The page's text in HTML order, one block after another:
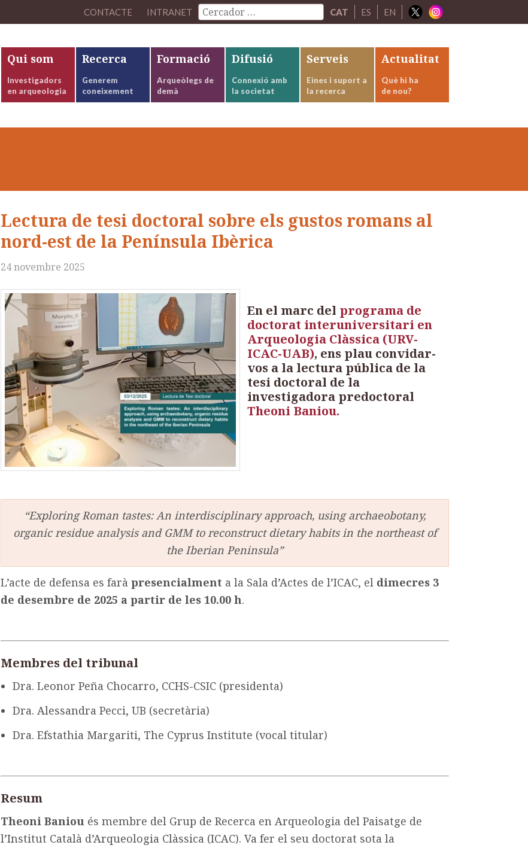
CONTACTE INTRANET CAT ES EN
Qui som
Investigadors
en arqueologia
Recerca
Generem
coneixement
Formació
Arqueòlegs de
demà
Difusió
Connexió amb
la societat
Serveis
Eines i suport a
la recerca
Actualitat
Què hi ha
de nou?
Lectura de tesi doctoral sobre els gustos romans al
nord-est de la Península Ibèrica
24 novembre 2025
En el marc del programa de
doctorat interuniversitari en
Arqueologia Clàssica (URV-
ICAC-UAB), ens plau convidar-
vos a la lectura pública de la
tesi doctoral de la
investigadora predoctoral
Theoni Baniou.
“Exploring Roman tastes: An interdisciplinary approach, using archaeobotany,
organic residue analysis and GMM to reconstruct dietary habits in the northeast of
the Iberian Peninsula”
L’acte de defensa es farà presencialment a la Sala d’Actes de l’ICAC, el dimecres 3
de desembre de 2025 a partir de les 10.00 h.
Membres del tribunal
Dra. Leonor Peña Chocarro, CCHS-CSIC (presidenta)
Dra. Alessandra Pecci, UB (secretària)
Dra. Efstathia Margariti, The Cyprus Institute (vocal titular)
Resum
Theoni Baniou és membre del Grup de Recerca en Arqueologia del Paisatge de
l’Institut Català d’Arqueologia Clàssica (ICAC). Va fer el seu doctorat sota la